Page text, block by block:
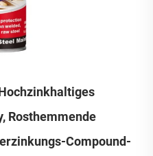
Rosthemmende
Compound-